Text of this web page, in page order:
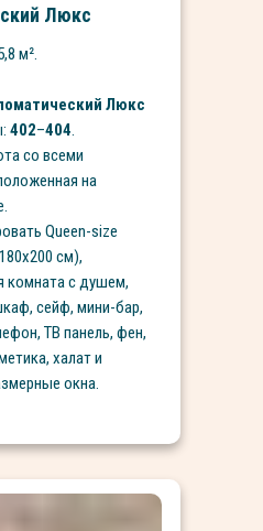
м².
Люкс
402–404.
со всеми
на
Queen-size
см),
комната с душем,
сейф, мини-бар,
ТВ панель, фен,
халат и
окна.
Люкс